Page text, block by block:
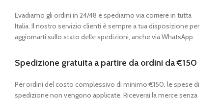
Evadiamo gli ordini in 24/48 e spediamo via corriere in tutta
Italia. Il nostro servizio clienti è sempre a tua disposizione per
aggiornarti sullo stato delle spedizioni, anche via WhatsApp.
Spedizione gratuita a partire da ordini da €150
Per ordini del costo complessivo di minimo €150, le spese di
spedizione non vengono applicate. Riceverai la merce senza